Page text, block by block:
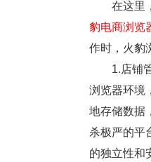
在这里，
豹电商浏览
作时，火豹
1.店铺管
浏览器环境
地存储数据
杀极严的平
的独立性和